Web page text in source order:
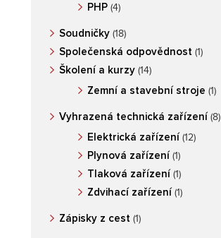
PHP (4)
Soudničky (18)
Společenská odpovědnost (1)
Školení a kurzy (14)
Zemní a stavební stroje (1)
Vyhrazená technická zařízení (8)
Elektrická zařízení (12)
Plynová zařízení (1)
Tlaková zařízení (1)
Zdvihací zařízení (1)
Zápisky z cest (1)